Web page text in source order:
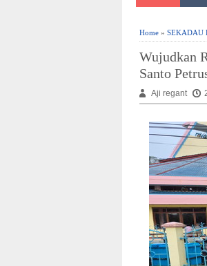
Home » SEKADAU
Wujudkan
Santo
Aji regant